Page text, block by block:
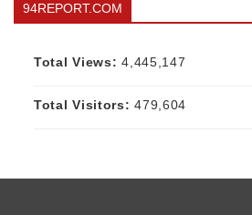
94REPORT.COM
Total Views:4,445,147
Total Visitors:479,604